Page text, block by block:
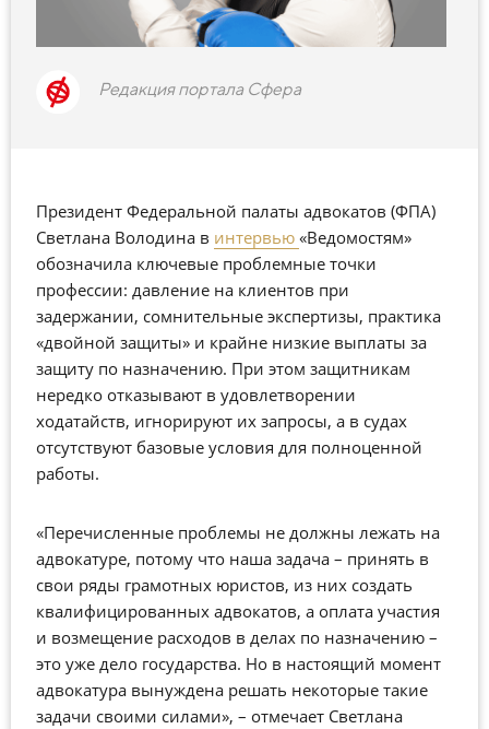
Редакция портала Сфера
Президент Федеральной палаты адвокатов (ФПА)
Светлана Володина в интервью «Ведомостям»
обозначила ключевые проблемные точки
профессии: давление на клиентов при
задержании, сомнительные экспертизы, практика
«двойной защиты» и крайне низкие выплаты за
защиту по назначению. При этом защитникам
нередко отказывают в удовлетворении
ходатайств, игнорируют их запросы, а в судах
отсутствуют базовые условия для полноценной
работы.
«Перечисленные проблемы не должны лежать на
адвокатуре, потому что наша задача – принять в
свои ряды грамотных юристов, из них создать
квалифицированных адвокатов, а оплата участия
и возмещение расходов в делах по назначению –
это уже дело государства. Но в настоящий момент
адвокатура вынуждена решать некоторые такие
задачи своими силами», – отмечает Светлана